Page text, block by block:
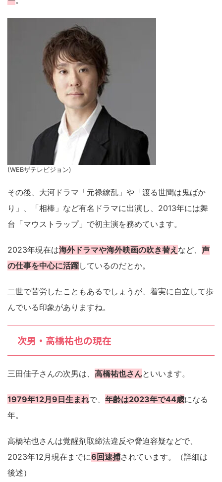
(WEBザテレビジョン)
その後、大河ドラマ「元禄繚乱」や「渡る世間は鬼ばか
り」、「相棒」など有名ドラマに出演し、2013年には舞
台「マウストラップ」で初主演を務めています。
2023年現在は海外ドラマや海外映画の吹き替え など、 声
の仕事を中心に活躍しているのだとか。
二世で苦労したこともあるでしょうが、着実に自立して歩
んでいる印象がありますね。
次男・高橋祐也の現在
三田佳子さんの次男は、 高橋祐也さんといいます。
1979年12月9日生まれで、 年齢は2023年で44歳になる
年。
高橋祐也さんは覚醒剤取締法違反や脅迫容疑などで、
2023年12月現在までに6回逮捕されています。（詳細は
後述）